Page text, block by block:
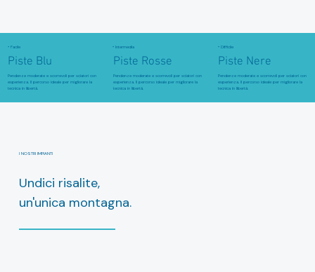
• Facile
Piste Blu
Pendenze moderate e scorrevoli per sciatori con
esperienza. Il percorso ideale per migliorare la
tecnica in libertà.
• Intermedia
Piste Rosse
Pendenze moderate e scorrevoli per sciatori con
esperienza. Il percorso ideale per migliorare la
tecnica in libertà.
• Difficile
Piste Nere
Pendenze moderate e scorrevoli per sciatori con
esperienza. Il percorso ideale per migliorare la
tecnica in libertà.
I NOSTRI IMPIANTI
Undici risalite,
un'unica montagna.